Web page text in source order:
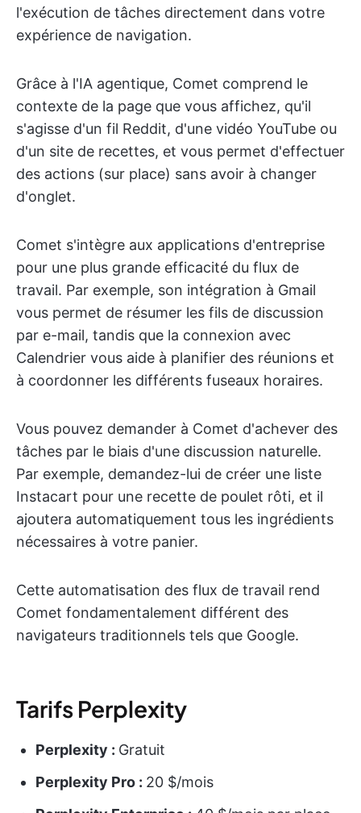
l'exécution de tâches directement dans votre
expérience de navigation.
Grâce à l'IA agentique, Comet comprend le
contexte de la page que vous affichez, qu'il
s'agisse d'un fil Reddit, d'une vidéo YouTube ou
d'un site de recettes, et vous permet d'effectuer
des actions (sur place) sans avoir à changer
d'onglet.
Comet s'intègre aux applications d'entreprise
pour une plus grande efficacité du flux de
travail. Par exemple, son intégration à Gmail
vous permet de résumer les fils de discussion
par e-mail, tandis que la connexion avec
Calendrier vous aide à planifier des réunions et
à coordonner les différents fuseaux horaires.
Vous pouvez demander à Comet d'achever des
tâches par le biais d'une discussion naturelle.
Par exemple, demandez-lui de créer une liste
Instacart pour une recette de poulet rôti, et il
ajoutera automatiquement tous les ingrédients
nécessaires à votre panier.
Cette automatisation des flux de travail rend
Comet fondamentalement différent des
navigateurs traditionnels tels que Google.
Tarifs Perplexity
Perplexity : Gratuit
Perplexity Pro : 20 $/mois